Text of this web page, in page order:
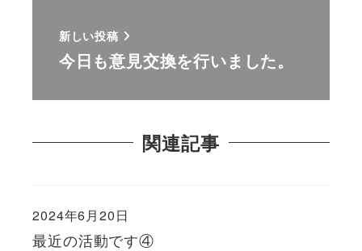
新しい投稿
今日も意見交換を行いました。
関連記事
最近の活動です④
2024年6月20日